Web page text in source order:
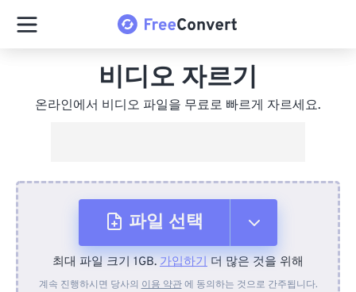
비디오 자르기
온라인에서 비디오 파일을 무료로 빠르게 자르세요.
파일 선택
장치에서
최대 파일 크기 1GB. 가입하기 더 많은 것을 위해
계속 진행하시면 당사의 이용 약관에 동의하는 것으로 간주됩니다.